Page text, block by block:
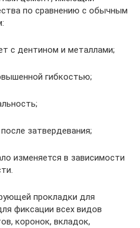
по сравнению с обычным
с дентином и металлами;
гибкостью;
затвердевания;
изменяется в зависимости
прокладки для
фиксации всех видов
коронок, вкладок,